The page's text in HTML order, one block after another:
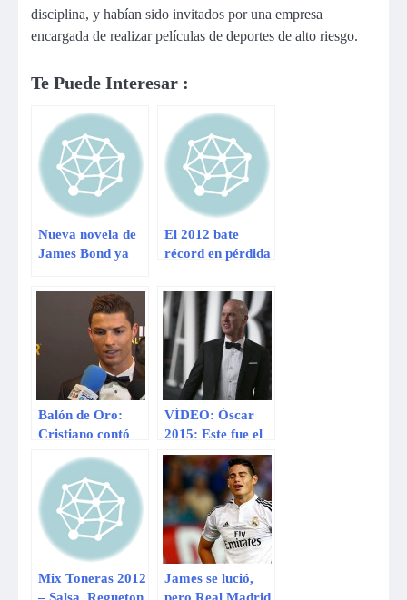
disciplina, y habían sido invitados por una empresa
encargada de realizar películas de deportes de alto riesgo.
Te Puede Interesar :
Nueva novela de
James Bond ya
El 2012 bate
récord en pérdida
aumento de nivel
del mar
Balón de Oro:
Cristiano contó
reír a la esposa de
Messi
VÍDEO: Óscar
2015: Este fue el
momento más
triste de la
ceremonia
Mix Toneras 2012
– Salsa, Regueton.
James se lució,
pero Real Madrid